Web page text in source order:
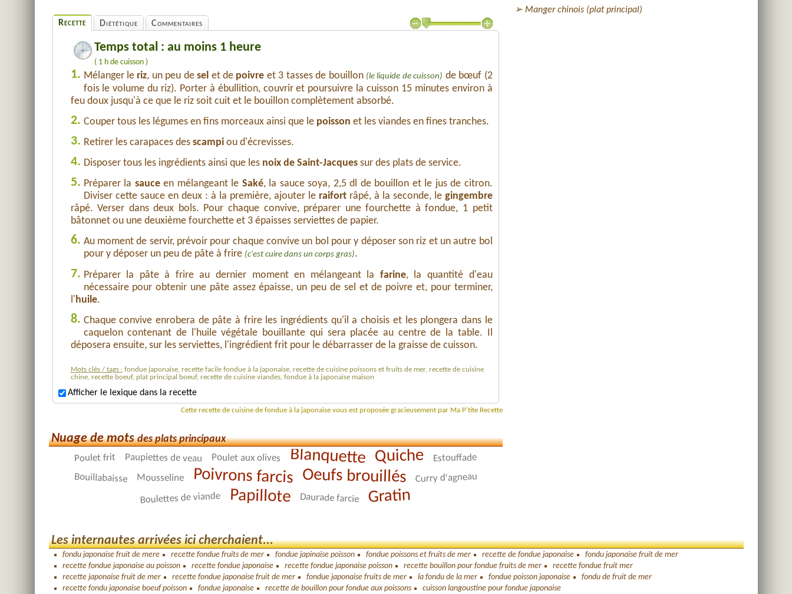
Recette Diététique Commentaires
Temps total : au moins 1 heure
( 1 h de cuisson )
1. Mélanger le riz, un peu desel et de poivre et 3 tasses de bouillon (le liquide de cuisson) de bœuf (2
fois le volume du riz). Porter à ébullition, couvrir et poursuivre la cuisson 15 minutes environ à
feu doux jusqu'à ce que le riz soit cuit et le bouillon complètement absorbé.
2. Couper tous les légumes en fins morceaux ainsi que le poisson et les viandes en fines tranches.
3. Retirer les carapaces des scampiou d'écrevisses.
4. Disposer tous les ingrédients ainsi que les noix de Saint-Jacquessur des plats de service.
5. Préparer la sauceen mélangeant le Saké, la sauce soya, 2,5 dl de bouillon et le jus de citron.
Diviser cette sauce en deux : à la première, ajouter le raifortrâpé, à la seconde, le gingembre
râpé. Verser dans deux bols. Pour chaque convive, préparer une fourchette à fondue, 1 petit
bâtonnet ou une deuxième fourchette et 3 épaisses serviettes de papier.
6. Au moment de servir, prévoir pour chaque convive un bol pour y déposer son riz et un autre bol
pour y déposer un peu de pâte à frire (c'est cuire dans un corps gras).
7. Préparer la pâte à frire au dernier moment en mélangeant la farine, la quantité d'eau
nécessaire pour obtenir une pâte assez épaisse, un peu de sel et de poivre et, pour terminer,
l' huile.
8. Chaque convive enrobera de pâte à frire les ingrédients qu'il a choisis et les plongera dans le
caquelon contenant de l'huile végétale bouillante qui sera placée au centre de la table. Il
déposera ensuite, sur les serviettes, l'ingrédient frit pour le débarrasser de la graisse de cuisson.
Mots clés / tags : fondue japonaise, recette facile fondue à la japonaise, recette de cuisine poissons et fruits de mer, recette de cuisine
chine, recette boeuf, plat principal boeuf, recette de cuisine viandes, fondue à la japonaise maison
Afficher le lexique dans la recette
Cette recette de cuisine de fondue à la japonaise vous est proposée gracieusement par Ma P'tite Recette
Nuage de motsdes plats principaux
Poulet frit Paupiettes de veau Poulet aux olives Blanquette Quiche Estouffade
Bouillabaisse Mousseline Poivrons farcis Oeufs brouillés Curry d'agneau
Boulettes de viande Papillote Daurade farcie Gratin
Manger chinois (plat principal)
Les internautes arrivées ici cherchaient...
fondu japonaise fruit de mere recette fondue fruits de mer fondue japinaise poisson fondue poissons et fruits de mer recette de fondue japonaise
fondu japonaise fruit de mer
recette fondue japonaise au poisson
recette fondue japonaise recette fondue japonaise poisson recette bouillon pour fondue fruits de mer
recette fondue fruit mer
recette japonaise fruit de mer
recette fondue japonaise fruit de mer fondue japonaise fruits de mer la fondu de la mer fondue poisson japonaise
fondu de fruit de mer
recette fondu japonaise boeuf poisson
fondue japonaise recette de bouillon pour fondue aux poissons cuisson langoustine pour fondue japonaise